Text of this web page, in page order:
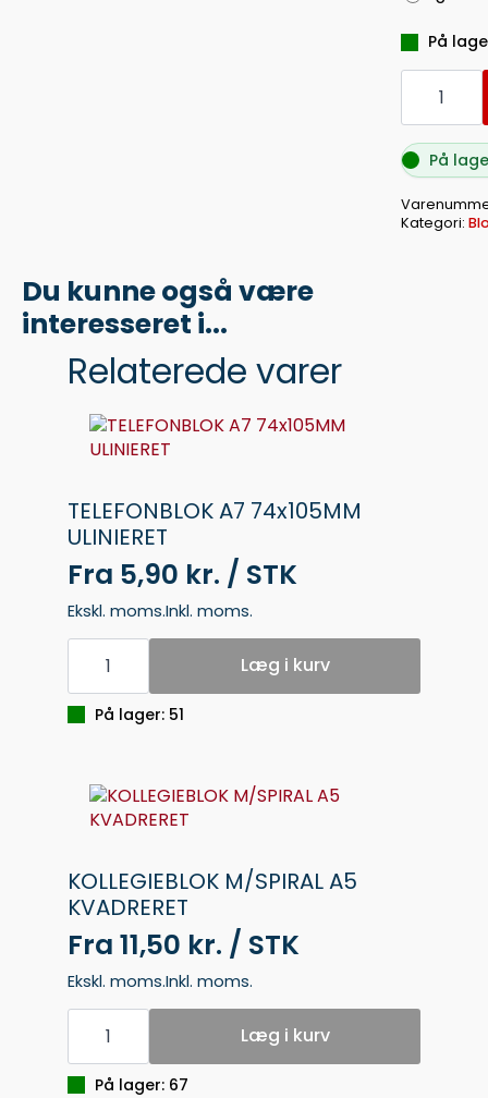
På
GRAFISK
KVADR
60
BL
antal
På
Kategori:
Du kunne også være
interesseret i...
Relaterede varer
TELEFONBLOK A7 74x105MM
ULINIERET
Fra 5,90 kr. / STK
Ekskl. moms.Inkl. moms.
TELEFONBLOK
74x105MM
ULINIERET
antal
Læg i kurv
På lager: 51
KOLLEGIEBLOK M/SPIRAL A5
KVADRERET
Fra 11,50 kr. / STK
Ekskl. moms.Inkl. moms.
KOLLEGIEBLOK
M/SPIRAL
KVADRERET
antal
Læg i kurv
På lager: 67